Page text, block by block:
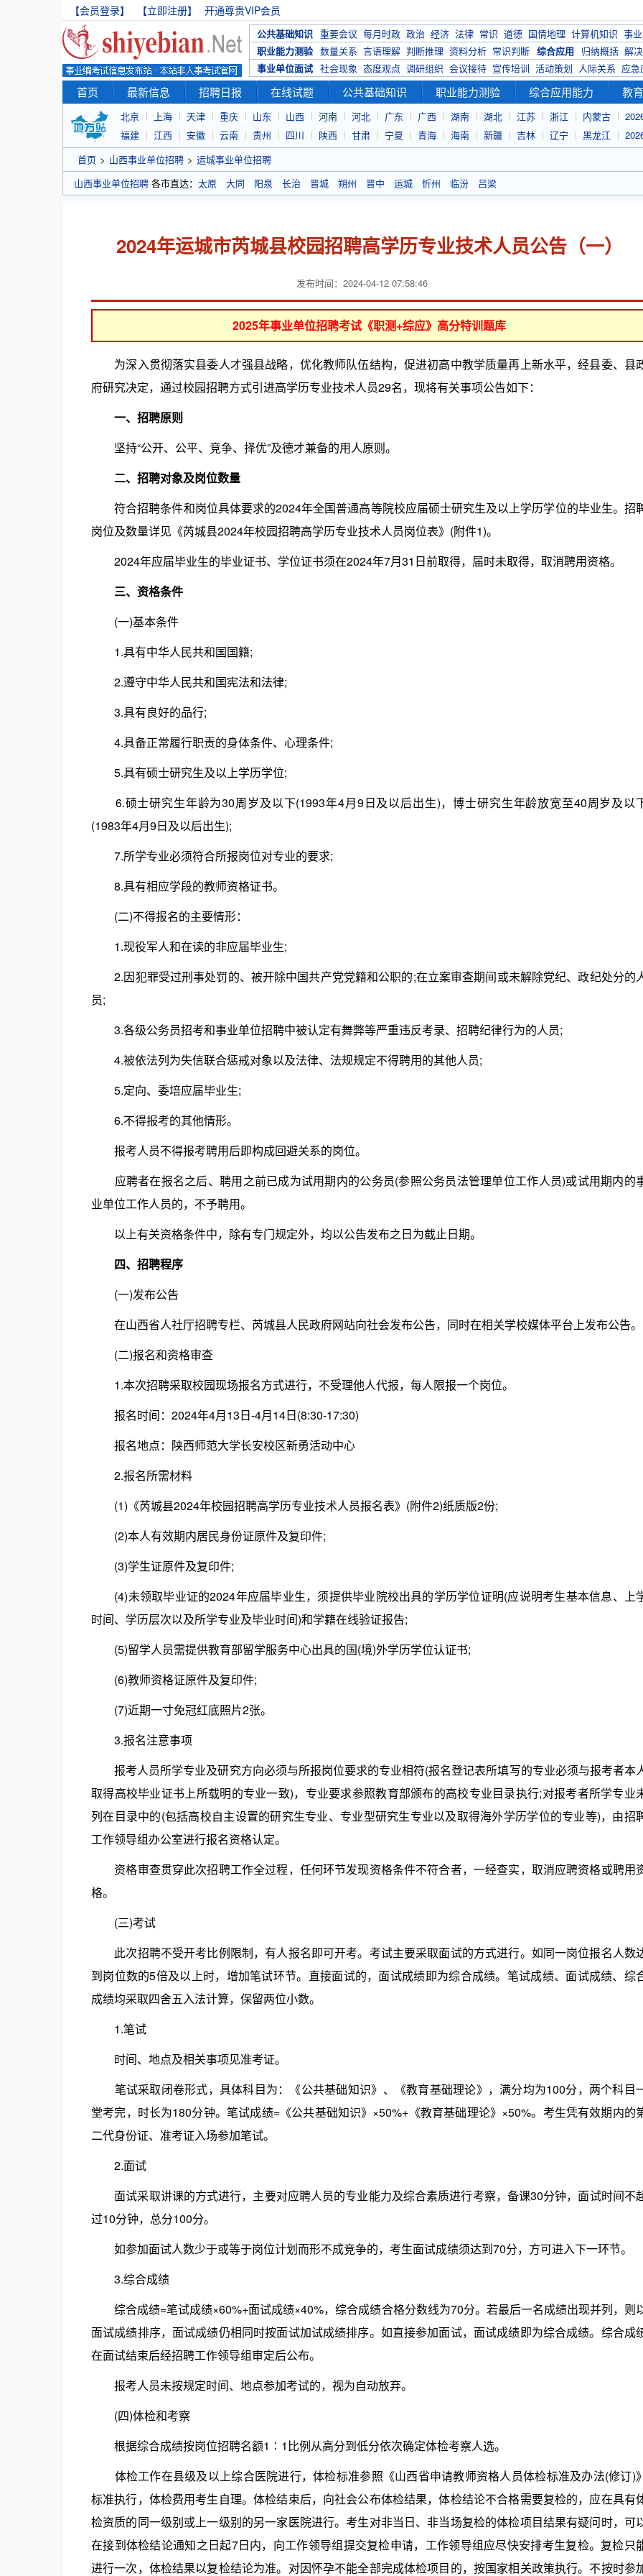
【会员登录】 【立即注册】 开通尊贵VIP会员
公共基础知识 重要会议 每月时政 政治 经济 法律 常识 道德 国情地理 计算机知识 事
职业能力测验 数量关系 言语理解 判断推理 资料分析 常识判断 综合应用 归纳概括 解
事业单位面试 社会现象 态度观点 调研组织 会议接待 宣传培训 活动策划 人际关系 应急
首页 最新信息 招聘日报 在线试题 公共基础知识 职业能力测验 综合应用能力 教
北京 上海 天津 重庆 山东 山西 河南 河北 广东 广西 湖南 湖北 江苏 浙江 内蒙古
福建
江西 安徽 云南 贵州 四川 陕西 甘肃 宁夏 青海 海南 新疆 吉林 辽宁 黑龙江
首页 > 山西事业单位招聘 > 运城事业单位招聘
山西事业单位招聘 各市直达： 太原 大同 阳泉 长治 晋城 朔州 晋中 运城 忻州 临汾 吕梁
2024年运城市芮城县校园招聘高学历专业技术人员公告（一）
发布时间：2024-04-12 07:58:46
2025年事业单位招聘考试《职测+综应》高分特训题库
为深入贯彻落实县委人才强县战略，优化教师队伍结构，促进初高中教学质量再上新水平，经县委、县
府研究决定，通过校园招聘方式引进高学历专业技术人员29名，现将有关事项公告如下：
一、招聘原则
坚持“公开、公平、竞争、择优”及德才兼备的用人原则。
二、招聘对象及岗位数量
符合招聘条件和岗位具体要求的2024年全国普通高等院校应届硕士研究生及以上学历学位的毕业生。招
岗位及数量详见《芮城县2024年校园招聘高学历专业技术人员岗位表》(附件1)。
2024年应届毕业生的毕业证书、学位证书须在2024年7月31日前取得，届时未取得，取消聘用资格。
三、资格条件
(一)基本条件
1.具有中华人民共和国国籍;
2.遵守中华人民共和国宪法和法律;
3.具有良好的品行;
4.具备正常履行职责的身体条件、心理条件;
5.具有硕士研究生及以上学历学位;
6.硕士研究生年龄为30周岁及以下(1993年4月9日及以后出生)，博士研究生年龄放宽至40周岁及以
(1983年4月9日及以后出生);
7.所学专业必须符合所报岗位对专业的要求;
8.具有相应学段的教师资格证书。
(二)不得报名的主要情形：
1.现役军人和在读的非应届毕业生;
2.因犯罪受过刑事处罚的、被开除中国共产党党籍和公职的;在立案审查期间或未解除党纪、政纪处分的
员;
3.各级公务员招考和事业单位招聘中被认定有舞弊等严重违反考录、招聘纪律行为的人员;
4.被依法列为失信联合惩戒对象以及法律、法规规定不得聘用的其他人员;
5.定向、委培应届毕业生;
6.不得报考的其他情形。
报考人员不得报考聘用后即构成回避关系的岗位。
应聘者在报名之后、聘用之前已成为试用期内的公务员(参照公务员法管理单位工作人员)或试用期内的
业单位工作人员的，不予聘用。
以上有关资格条件中，除有专门规定外，均以公告发布之日为截止日期。
四、招聘程序
(一)发布公告
在山西省人社厅招聘专栏、芮城县人民政府网站向社会发布公告，同时在相关学校媒体平台上发布公告。
(二)报名和资格审查
1.本次招聘采取校园现场报名方式进行，不受理他人代报，每人限报一个岗位。
报名时间：2024年4月13日-4月14日(8:30-17:30)
报名地点：陕西师范大学长安校区新勇活动中心
2.报名所需材料
(1)《芮城县2024年校园招聘高学历专业技术人员报名表》(附件2)纸质版2份;
(2)本人有效期内居民身份证原件及复印件;
(3)学生证原件及复印件;
(4)未领取毕业证的2024年应届毕业生，须提供毕业院校出具的学历学位证明(应说明考生基本信息、上
时间、学历层次以及所学专业及毕业时间)和学籍在线验证报告;
(5)留学人员需提供教育部留学服务中心出具的国(境)外学历学位认证书;
(6)教师资格证原件及复印件;
(7)近期一寸免冠红底照片2张。
3.报名注意事项
报考人员所学专业及研究方向必须与所报岗位要求的专业相符(报名登记表所填写的专业必须与报考者本
取得高校毕业证书上所载明的专业一致)，专业要求参照教育部颁布的高校专业目录执行;对报考者所学专业
列在目录中的(包括高校自主设置的研究生专业、专业型研究生专业以及取得海外学历学位的专业等)，由招
工作领导组办公室进行报名资格认定。
资格审查贯穿此次招聘工作全过程，任何环节发现资格条件不符合者，一经查实，取消应聘资格或聘用
格。
(三)考试
此次招聘不受开考比例限制，有人报名即可开考。考试主要采取面试的方式进行。如同一岗位报名人数
到岗位数的5倍及以上时，增加笔试环节。直接面试的，面试成绩即为综合成绩。笔试成绩、面试成绩、综
成绩均采取四舍五入法计算，保留两位小数。
1.笔试
时间、地点及相关事项见准考证。
笔试采取闭卷形式，具体科目为：《公共基础知识》、《教育基础理论》，满分均为100分，两个科目
堂考完，时长为180分钟。笔试成绩=《公共基础知识》×50%+《教育基础理论》×50%。考生凭有效期内的
二代身份证、准考证入场参加笔试。
2.面试
面试采取讲课的方式进行，主要对应聘人员的专业能力及综合素质进行考察，备课30分钟，面试时间不
过10分钟，总分100分。
如参加面试人数少于或等于岗位计划而形不成竞争的，考生面试成绩须达到70分，方可进入下一环节。
3.综合成绩
综合成绩=笔试成绩×60%+面试成绩×40%，综合成绩合格分数线为70分。若最后一名成绩出现并列，则
面试成绩排序，面试成绩仍相同时按面试加试成绩排序。如直接参加面试，面试成绩即为综合成绩。综合成
在面试结束后经招聘工作领导组审定后公布。
报考人员未按规定时间、地点参加考试的，视为自动放弃。
(四)体检和考察
根据综合成绩按岗位招聘名额1︰1比例从高分到低分依次确定体检考察人选。
体检工作在县级及以上综合医院进行，体检标准参照《山西省申请教师资格人员体检标准及办法(修订)》
标准执行，体检费用考生自理。体检结束后，向社会公布体检结果，体检结论不合格需要复检的，应在具有
检资质的同一级别或上一级别的另一家医院进行。考生对非当日、非当场复检的体检项目结果有疑问时，可
在接到体检结论通知之日起7日内，向工作领导组提交复检申请，工作领导组应尽快安排考生复检。复检只
进行一次，体检结果以复检结论为准。对因怀孕不能全部完成体检项目的，按国家相关政策执行。不按时参